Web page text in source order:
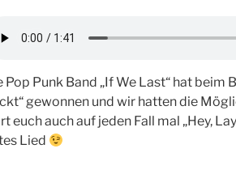
Pop Punk Band „If We Last“ hat beim
gewonnen und wir hatten die
euch auch auf jeden Fall mal „Hey,
Lied